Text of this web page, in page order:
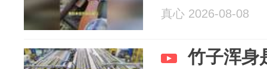
真心 2026-08-08
竹子浑身